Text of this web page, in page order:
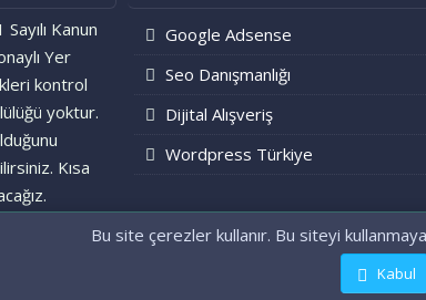
Kanun
Yer
kontrol
yoktur.
Kısa
Google Adsense
Seo Danışmanlığı
Dijital Alışveriş
Wordpress Türkiye
Community platform
Bu site çerezler kullanır. Bu siteyi
Kabul